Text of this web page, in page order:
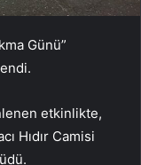
Günü”
etkinlikte,
Hıdır Camisi